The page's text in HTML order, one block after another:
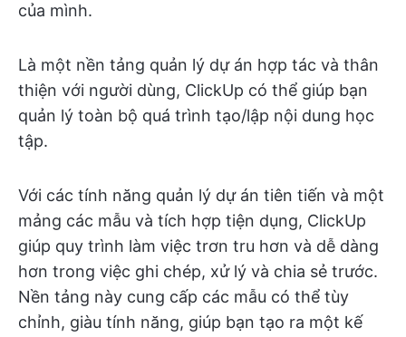
của mình.
Là một nền tảng quản lý dự án hợp tác và thân
thiện với người dùng, ClickUp có thể giúp bạn
quản lý toàn bộ quá trình tạo/lập nội dung học
tập.
Với các tính năng quản lý dự án tiên tiến và một
mảng các mẫu và tích hợp tiện dụng, ClickUp
giúp quy trình làm việc trơn tru hơn và dễ dàng
hơn trong việc ghi chép, xử lý và chia sẻ trước.
Nền tảng này cung cấp các mẫu có thể tùy
chỉnh, giàu tính năng, giúp bạn tạo ra một kế